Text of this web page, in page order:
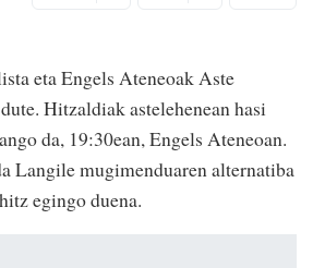
eta Engels Ateneoak Aste
Hitzaldiak astelehenean hasi
da, 19:30ean, Engels Ateneoan.
Langile mugimenduaren alternatiba
egingo duena.